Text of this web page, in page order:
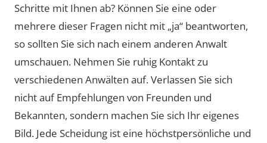
Schritte mit Ihnen ab? Können Sie eine oder
mehrere dieser Fragen nicht mit „ja“ beantworten,
so sollten Sie sich nach einem anderen Anwalt
umschauen. Nehmen Sie ruhig Kontakt zu
verschiedenen Anwälten auf. Verlassen Sie sich
nicht auf Empfehlungen von Freunden und
Bekannten, sondern machen Sie sich Ihr eigenes
Bild. Jede Scheidung ist eine höchstpersönliche und